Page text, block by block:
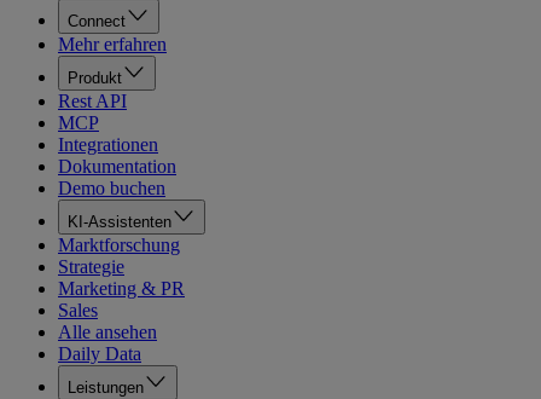
Connect
Mehr erfahren
Produkt
Rest API
MCP
Integrationen
Dokumentation
Demo buchen
KI-Assistenten
Marktforschung
Strategie
Marketing & PR
Sales
Alle ansehen
Daily Data
Leistungen